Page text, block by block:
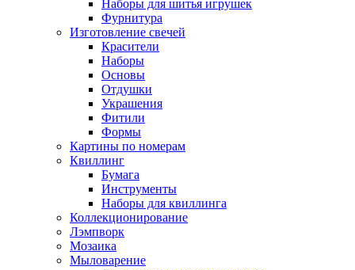
Наборы для шитья игрушек
Фурнитура
Изготовление свечей
Красители
Наборы
Основы
Отдушки
Украшения
Фитили
Формы
Картины по номерам
Квиллинг
Бумага
Инструменты
Наборы для квиллинга
Коллекционирование
Лэмпворк
Мозаика
Мыловарение